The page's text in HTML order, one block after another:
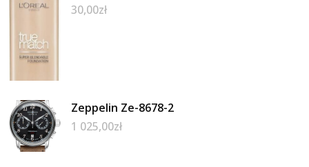
30,00zł
Zeppelin Ze-8678-2
1 025,00zł